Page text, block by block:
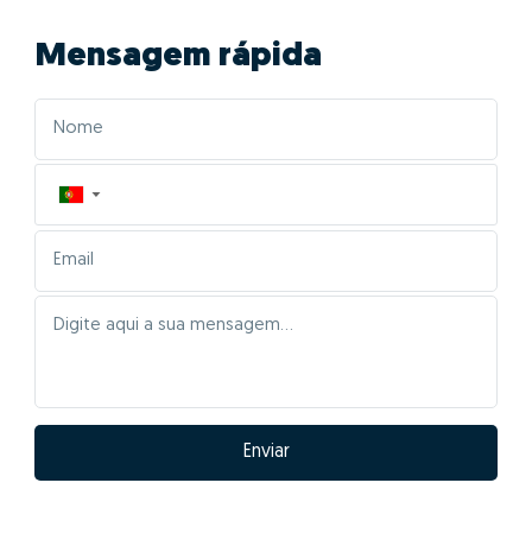
Mensagem rápida
▼
Enviar